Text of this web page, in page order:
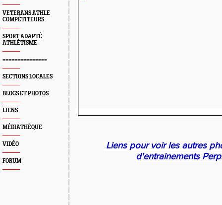
VETERANS ATHLE
COMPÉTITEURS
SPORT ADAPTÉ
ATHLÉTISME
===============
SECTIONS LOCALES
BLOGS ET PHOTOS
LIENS
MÉDIATHÈQUE
VIDÉO
FORUM
Liens pour voir les autres
d'entrainements